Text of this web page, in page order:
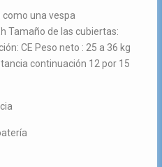
una vespa
Tamaño de las cubiertas:
CE Peso neto : 25 a 36 kg
continuación 12 por 15